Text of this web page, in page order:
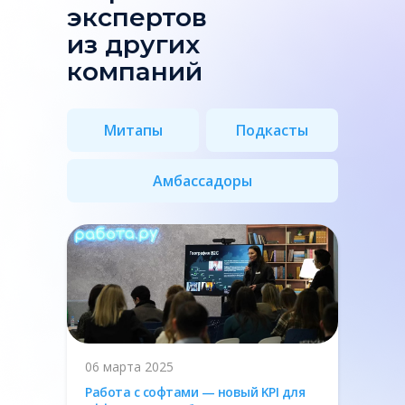
экспертов
из других
компаний
Митапы Подкасты
Амбассадоры
06 марта 2025
Работа с софтами — новый KPI для